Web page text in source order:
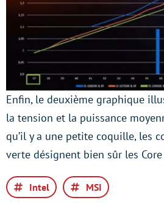
Enfin, le deuxième graphique
la tension et la puissance
qu’il y a une petite coquille, les
verte désignent bien sûr les
Intel MSI